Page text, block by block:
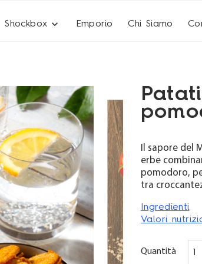
Shockbox expand_more
One
FORMA IN 12 GIORNI
Emporio Chi Siamo
Il sapore del
erbe
pomodoro,
tra
Ingredienti
Valori
Quantità